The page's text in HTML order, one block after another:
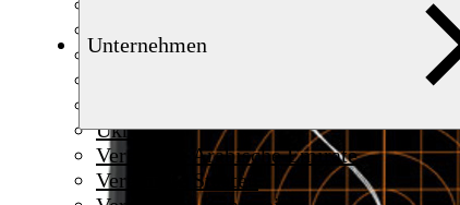
Tschechien
Ukraine
Vereinigte Arabische Emirate
Vereinigte Staaten
Unternehmen